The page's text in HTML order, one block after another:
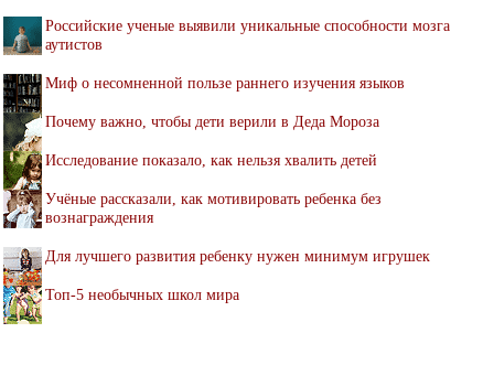
Российские ученые выявили уникальные способности мозга
аутистов
Миф о несомненной пользе раннего изучения языков
Почему важно, чтобы дети верили в Деда Мороза
Исследование показало, как нельзя хвалить детей
Учёные рассказали, как мотивировать ребенка без
вознаграждения
Для лучшего развития ребенку нужен минимум игрушек
Топ-5 необычных школ мира